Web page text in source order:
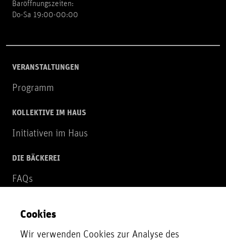
Baröffnungszeiten:
Do-Sa 19:00-00:00
VERANSTALTUNGEN
Programm
KOLLEKTIVE IM HAUS
Initiativen im Haus
DIE BÄCKEREI
FAQs
NEWSLETTER
Zur Newsletter Anmeldung
Cookies
Wir verwenden Cookies zur Analyse des